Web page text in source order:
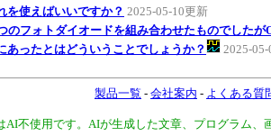
を使えばいいですか？ 2025-05-10更新
のフォトダイオードを組み合わせたものでしたが
あったとはどういうことでしょうか？
2025-
製品一覧 - 会社案内 - よくある質
AI不使用です。AIが生成した文章、プログラム